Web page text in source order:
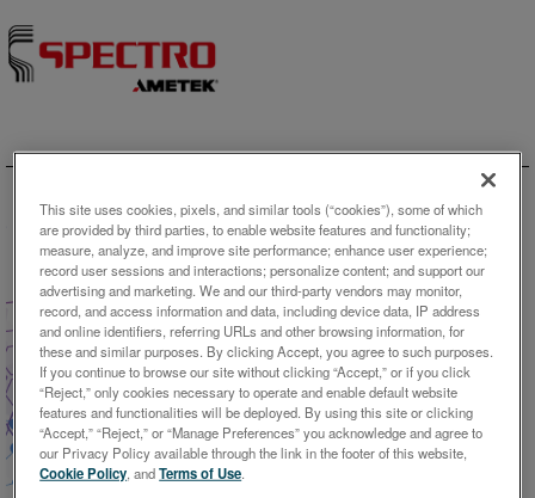
Skip to content
ホワイトペーパー
学術分野における元素分析の新
しい性能と範囲
This site uses cookies, pixels, and similar tools (“cookies”), some of which
are provided by third parties, to enable website features and functionality;
measure, analyze, and improve site performance; enhance user experience;
record user sessions and interactions; personalize content; and support our
advertising and marketing. We and our third-party vendors may monitor,
record, and access information and data, including device data, IP address
and online identifiers, referring URLs and other browsing information, for
these and similar purposes. By clicking Accept, you agree to such purposes.
If you continue to browse our site without clicking “Accept,” or if you click
“Reject,” only cookies necessary to operate and enable default website
features and functionalities will be deployed. By using this site or clicking
“Accept,” “Reject,” or “Manage Preferences” you acknowledge and agree to
our Privacy Policy available through the link in the footer of this website,
Cookie Policy, andTerms of Use.